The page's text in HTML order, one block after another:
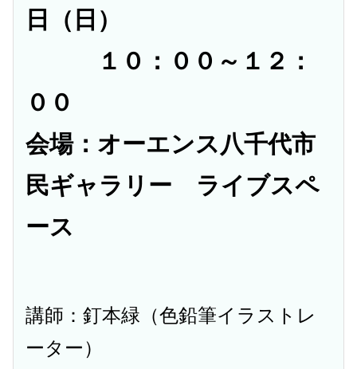
日（日）
１０：００～１２：
００
会場：オーエンス八千代市
民ギャラリー ライブスペ
ース
講師：釘本緑（色鉛筆イラストレ
ーター）